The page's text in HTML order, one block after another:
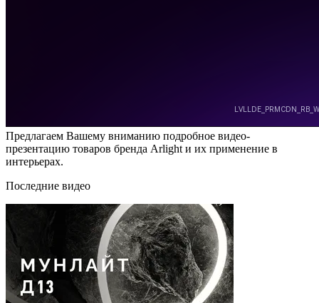
Предлагаем Вашему вниманию подробное видео-
презентацию товаров бренда Arlight и их применение в
интерьерах.
Последние видео